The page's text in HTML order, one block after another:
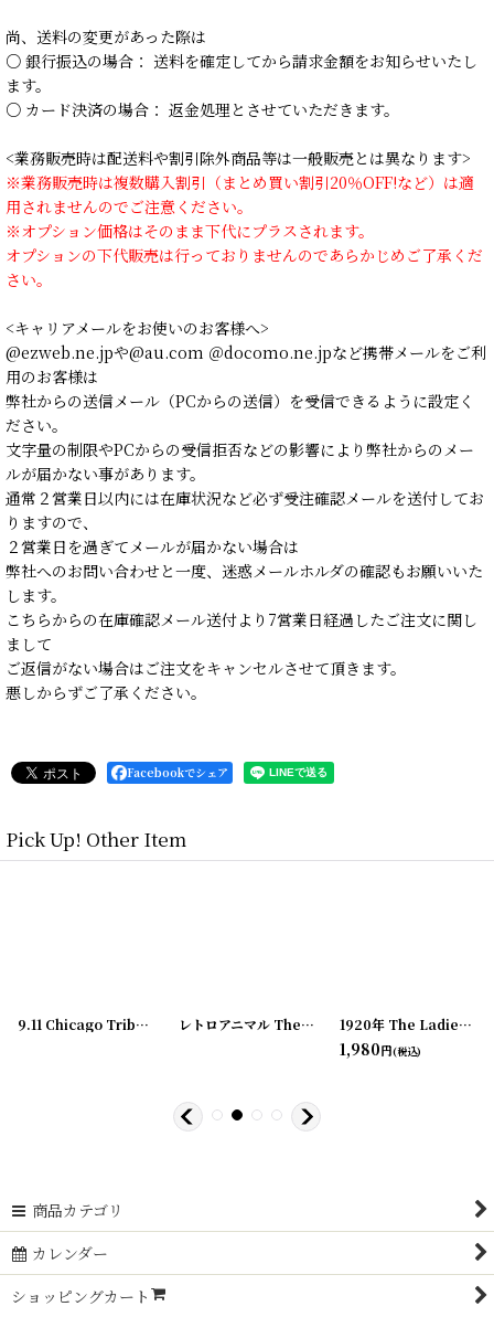
尚、送料の変更があった際は
○ 銀行振込の場合： 送料を確定してから請求金額をお知らせいたし
ます。
○ カード決済の場合： 返金処理とさせていただきます。
<業務販売時は配送料や割引除外商品等は一般販売とは異なります>
※業務販売時は複数購入割引（まとめ買い割引20％OFF!など）は適
用されませんのでご注意ください。
※オプション価格はそのまま下代にプラスされます。
オプションの下代販売は行っておりませんのであらかじめご了承くだ
さい。
<キャリアメールをお使いのお客様へ>
@ezweb.ne.jpや@au.com ＠docomo.ne.jpなど携帯メールをご利
用のお客様は
弊社からの送信メール（PCからの送信）を受信できるように設定く
ださい。
文字量の制限やPCからの受信拒否などの影響により弊社からのメー
ルが届かない事があります。
通常２営業日以内には在庫状況など必ず受注確認メールを送付してお
りますので、
２営業日を過ぎてメールが届かない場合は
弊社へのお問い合わせと一度、迷惑メールホルダの確認もお願いいた
します。
こちらからの在庫確認メール送付より7営業日経過したご注文に関し
まして
ご返信がない場合はご注文をキャンセルさせて頂きます。
悪しからずご了承ください。
Facebookでシェア
Pick Up! Other Item
[20200328-4]
9.11 Chicago Tribune SPECIAL EXTRA 号外新聞 同時多発テロ [
レトロアニマル The LITTLE OWL... 絵本 [ 1920年 The Ladies Birthday ALMANAC アルマナック/暦歴
1,980円(税込)
商品カテゴリ
カレンダー
ショッピングカート